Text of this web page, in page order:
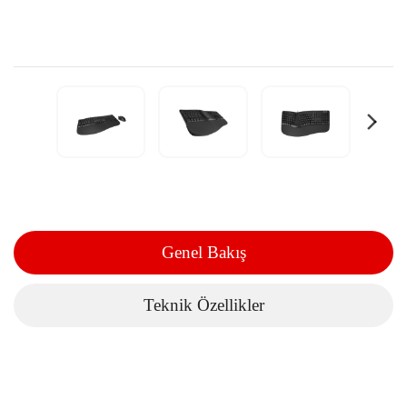
Genel Bakış
Teknik Özellikler